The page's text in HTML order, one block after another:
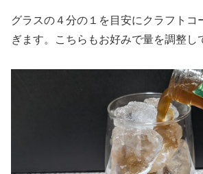
グラスの４分の１を目安にクラフトコ
ぎます。こちらもお好みで量を調整し